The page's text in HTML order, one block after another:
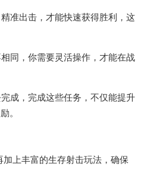
准出击，才能快速获得胜利，这
同，你需要灵活操作，才能在战
成，完成这些任务，不仅能提升
。
上丰富的生存射击玩法，确保